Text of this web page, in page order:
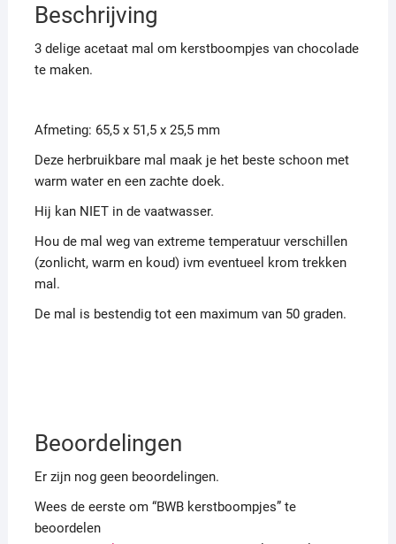
Beschrijving
3 delige acetaat mal om kerstboompjes van chocolade
te maken.
Afmeting: 65,5 x 51,5 x 25,5 mm
Deze herbruikbare mal maak je het beste schoon met
warm water en een zachte doek.
Hij kan NIET in de vaatwasser.
Hou de mal weg van extreme temperatuur verschillen
(zonlicht, warm en koud) ivm eventueel krom trekken
mal.
De mal is bestendig tot een maximum van 50 graden.
Beoordelingen
Er zijn nog geen beoordelingen.
Wees de eerste om “BWB kerstboompjes” te
beoordelen